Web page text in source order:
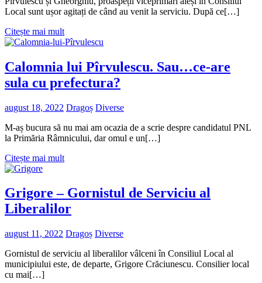
Local sunt ușor agitați de când au venit la serviciu. După ce[…]
Citește mai mult
Calomnia lui Pîrvulescu. Sau…ce-are
sula cu prefectura?
august 18, 2022 Dragoș Diverse
M-aș bucura să nu mai am ocazia de a scrie despre candidatul PNL
la Primăria Râmnicului, dar omul e un[…]
Citește mai mult
Grigore – Gornistul de Serviciu al
Liberalilor
august 11, 2022 Dragoș Diverse
Gornistul de serviciu al liberalilor vâlceni în Consiliul Local al
municipiului este, de departe, Grigore Crăciunescu. Consilier local
cu mai[…]